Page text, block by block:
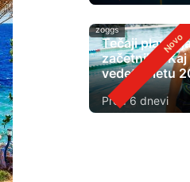
zoggs
Tečaji
začetnike:
vedeti v letu
Pred 6 dnevi